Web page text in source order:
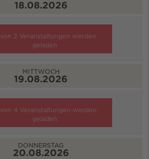
18.08.2026
von 2 Veranstaltungen werden
geladen
MITTWOCH
19.08.2026
von 4 Veranstaltungen werden
geladen
DONNERSTAG
20.08.2026